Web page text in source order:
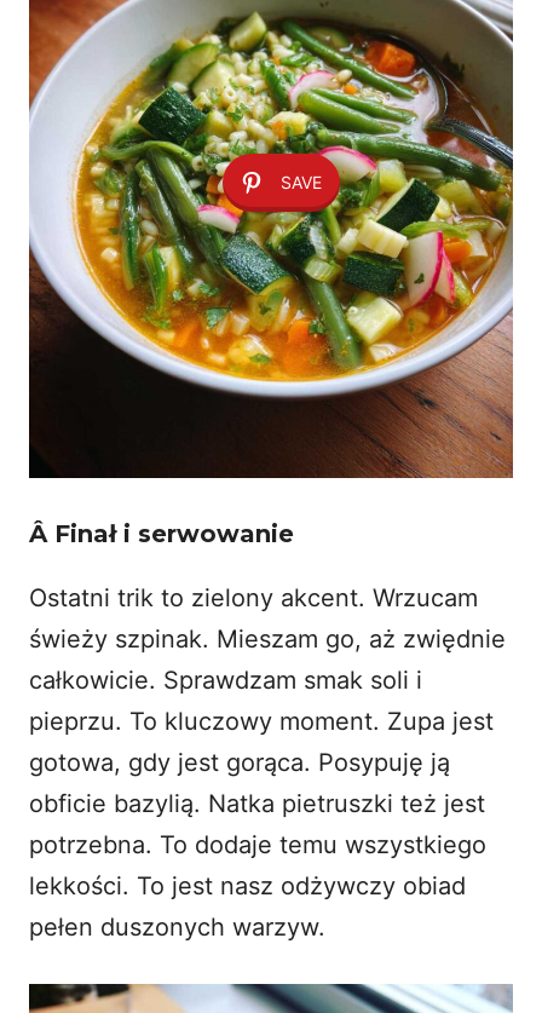
SAVE
Â Finał i serwowanie
Ostatni trik to zielony akcent. Wrzucam
świeży szpinak. Mieszam go, aż zwiędnie
całkowicie. Sprawdzam smak soli i
pieprzu. To kluczowy moment. Zupa jest
gotowa, gdy jest gorąca. Posypuję ją
obficie bazylią. Natka pietruszki też jest
potrzebna. To dodaje temu wszystkiego
lekkości. To jest nasz odżywczy obiad
pełen duszonych warzyw.